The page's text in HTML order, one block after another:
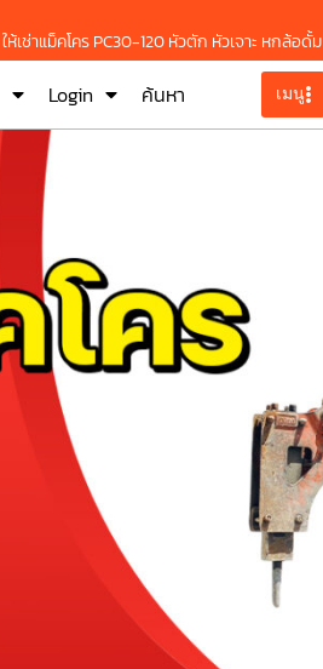
ให้เช่าแม็คโคร PC30-120 หัวตัก หัวเจาะ หกล้อดั้ม
Login ค้นหา เมนู